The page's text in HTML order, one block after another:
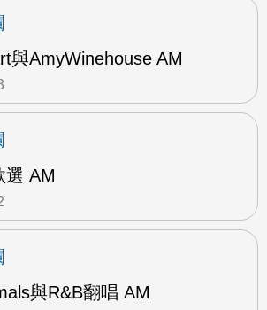
與AmyWinehouse AM
選 AM
與R&B翻唱 AM